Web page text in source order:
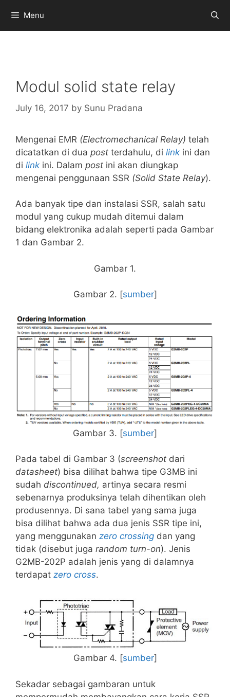
content
Menu
Modul solid state relay
July 16, 2017 by Sunu Pradana
Mengenai EMR (Electromechanical Relay) telah
dicatatkan di dua post terdahulu, di link ini dan
di link ini. Dalam post ini akan diungkap
mengenai penggunaan SSR (Solid State Relay).
Ada banyak tipe dan instalasi SSR, salah satu
modul yang cukup mudah ditemui dalam
bidang elektronika adalah seperti pada Gambar
1 dan Gambar 2.
Gambar 1.
Gambar 2. [sumber]
Gambar 3. [sumber]
Pada tabel di Gambar 3 (screenshot dari
datasheet) bisa dilihat bahwa tipe G3MB ini
sudah discontinued, artinya secara resmi
sebenarnya produksinya telah dihentikan oleh
produsennya. Di sana tabel yang sama juga
bisa dilihat bahwa ada dua jenis SSR tipe ini,
yang menggunakan zero crossing dan yang
tidak (disebut juga random turn-on). Jenis
G2MB-202P adalah jenis yang di dalamnya
terdapat zero cross.
Gambar 4. [sumber]
Sekadar sebagai gambaran untuk